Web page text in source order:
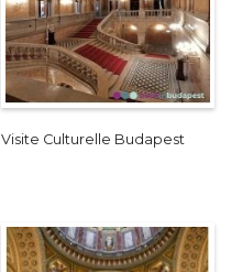
Visite Culturelle Budapest